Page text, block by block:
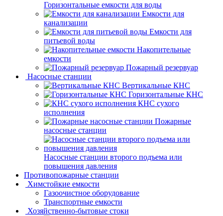
Горизонтальные емкости для воды
Емкости для
канализации
Емкости для
питьевой воды
Накопительные
емкости
Пожарный резервуар
Насосные станции
Вертикальные КНС
Горизонтальные КНС
КНС сухого
исполнения
Пожарные
насосные станции
Насосные cтанции второго подъема или
повышения давления
Противопожарные станции
Химстойкие емкости
Газоочистное оборудование
Транспортные емкости
Хозяйственно-бытовые стоки